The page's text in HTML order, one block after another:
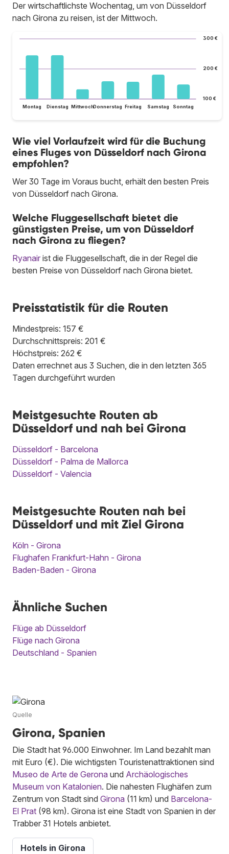
Der wirtschaftlichste Wochentag, um von Düsseldorf
nach Girona zu reisen, ist der Mittwoch.
100 €
200 €
300 €
Montag Dienstag MittwochDonnerstag Freitag Samstag Sonntag
Wie viel Vorlaufzeit wird für die Buchung
eines Fluges von Düsseldorf nach Girona
empfohlen?
Wer 30 Tage im Voraus bucht, erhält den besten Preis
von Düsseldorf nach Girona.
Welche Fluggesellschaft bietet die
günstigsten Preise, um von Düsseldorf
nach Girona zu fliegen?
Ryanair ist die Fluggesellschaft, die in der Regel die
besten Preise von Düsseldorf nach Girona bietet.
Preisstatistik für die Routen
Mindestpreis: 157 €
Durchschnittspreis: 201 €
Höchstpreis: 262 €
Daten errechnet aus 3 Suchen, die in den letzten 365
Tagen durchgeführt wurden
Meistgesuchte Routen ab
Düsseldorf und nah bei Girona
Düsseldorf - Barcelona
Düsseldorf - Palma de Mallorca
Düsseldorf - Valencia
Meistgesuchte Routen nah bei
Düsseldorf und mit Ziel Girona
Köln - Girona
Flughafen Frankfurt-Hahn - Girona
Baden-Baden - Girona
Ähnliche Suchen
Flüge ab Düsseldorf
Flüge nach Girona
Deutschland - Spanien
Quelle
Girona, Spanien
Die Stadt hat 96.000 Einwohner. Im Land bezahlt man
mit Euro (€). Die wichtigsten Touristenattraktionen sind
Museo de Arte de Gerona und Archäologisches
Museum von Katalonien. Die nahesten Flughäfen zum
Zentrum von Stadt sind Girona (11 km) und Barcelona-
El Prat (98 km). Girona ist eine Stadt von Spanien in der
Trabber 31 Hotels anbietet.
Hotels in Girona